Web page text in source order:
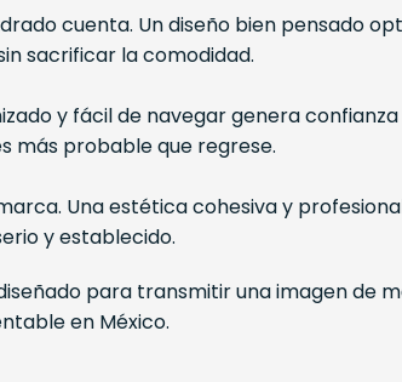
cuenta. Un diseño bien pensado
sacrificar la comodidad.
y fácil de navegar genera
más probable que regrese.
Una estética cohesiva y
y establecido.
para transmitir una imagen de
en México.